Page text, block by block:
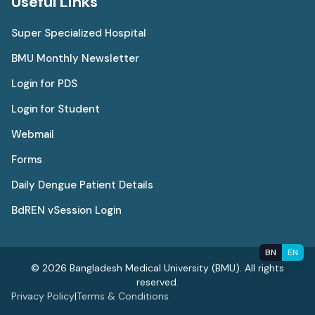
Super Specialized Hospital
BMU Monthly Newsletter
Login for PDS
Login for Student
Webmail
Forms
Daily Dengue Patient Details
BdREN vSession Login
BN EN
© 2026 Bangladesh Medical University (BMU). All rights
reserved.
Privacy Policy|Terms & Conditions